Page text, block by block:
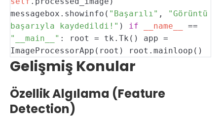
messagebox.showinfo( "Başarılı" ,
"Görüntü
başarıyla kaydedildi!" ) if __name__
==
"__main__" : root = tk.Tk()
app =
ImageProcessorApp(root)
root.mainloop()
Gelişmiş Konular
Özellik Algılama (Feature
Detection)